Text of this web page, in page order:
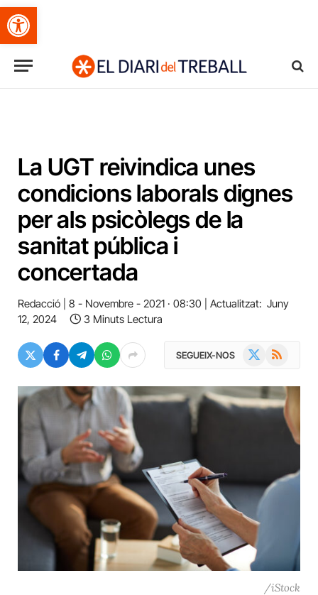
Obre la barra d'eines
La UGT reivindica unes
condicions laborals dignes
per als psicòlegs de la
sanitat pública i
concertada
Redacció 8 - Novembre - 2021 · 08:30 Actualitzat: Juny
12, 2024
3 Minuts Lectura
SEGUEIX-NOS RSS
/iStock